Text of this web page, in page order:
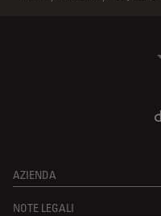
AZIENDA
NOTE LEGALI